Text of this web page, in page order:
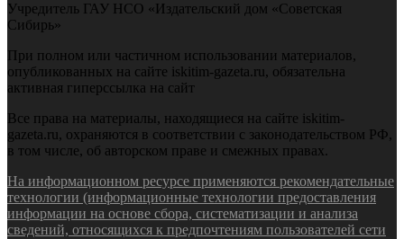
Учредитель ГАУ НСО «Издательский дом «Советская
Сибирь»
При полном или частичном использовании материалов,
опубликованных на сайте iskitim-gazeta.ru, обязательна
активная гиперссылка на сайт
Все права на материалы, находящиеся на сайте iskitim-
gazeta.ru, охраняются в соответствии с законодательством РФ,
в том числе, об авторском праве и смежных правах.
На информационном ресурсе применяются рекомендательные
технологии (информационные технологии предоставления
информации на основе сбора, систематизации и анализа
сведений, относящихся к предпочтениям пользователей сети